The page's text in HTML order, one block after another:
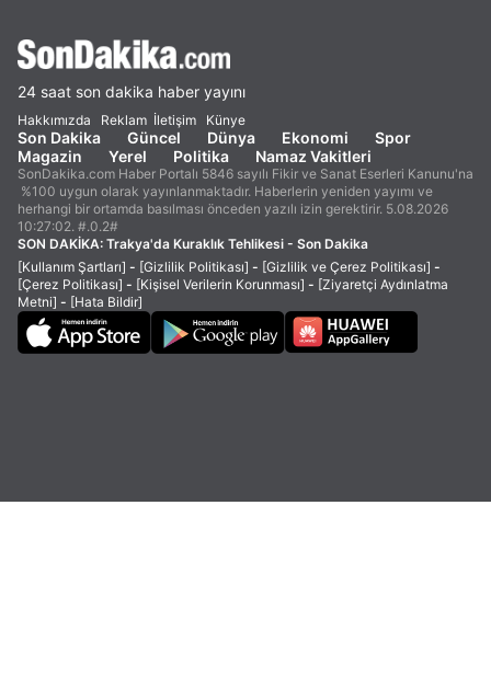
24 saat son dakika haber yayını
Hakkımızda Reklam İletişim Künye
Son Dakika Güncel Dünya Ekonomi
Spor
Magazin
Yerel Politika Namaz Vakitleri
SonDakika.com Haber Portalı 5846 sayılı Fikir ve Sanat Eserleri Kanunu'na
%100 uygun olarak yayınlanmaktadır. Haberlerin yeniden yayımı ve
herhangi bir ortamda basılması önceden yazılı izin gerektirir. 5.08.2026
10:27:02. #.0.2#
SON DAKİKA: Trakya'da Kuraklık Tehlikesi - Son Dakika
[Kullanım Şartları] - [Gizlilik Politikası] - [Gizlilik ve Çerez Politikası] -
[Çerez Politikası] - [Kişisel Verilerin Korunması] - [Ziyaretçi Aydınlatma
Metni] - [Hata Bildir]